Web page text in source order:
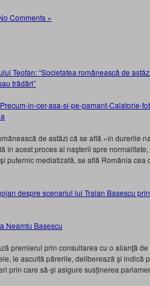
Comments »
Teofan: “Societatea românească de
trădări”
de astăzi că se află «în durerile
în acest proces al naşterii spre
puternic mediatizată, se află România
despre scenariul lui Traian Basescu
premierul prin consultarea cu o alianţă
le ascultă părerile, deliberează şi indică
prin care să-şi asigure susţinerea